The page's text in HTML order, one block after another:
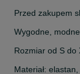
Przed zakupem
Wygodne,
Rozmiar od S do
Materiał: